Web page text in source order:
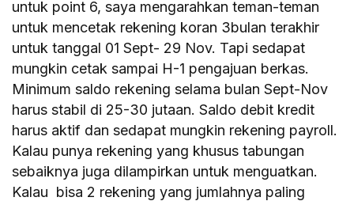
untuk point 6, saya mengarahkan teman-teman
untuk mencetak rekening koran 3bulan terakhir
untuk tanggal 01 Sept- 29 Nov. Tapi sedapat
mungkin cetak sampai H-1 pengajuan berkas.
Minimum saldo rekening selama bulan Sept-Nov
harus stabil di 25-30 jutaan. Saldo debit kredit
harus aktif dan sedapat mungkin rekening payroll.
Kalau punya rekening yang khusus tabungan
sebaiknya juga dilampirkan untuk menguatkan.
Kalau bisa 2 rekening yang jumlahnya paling